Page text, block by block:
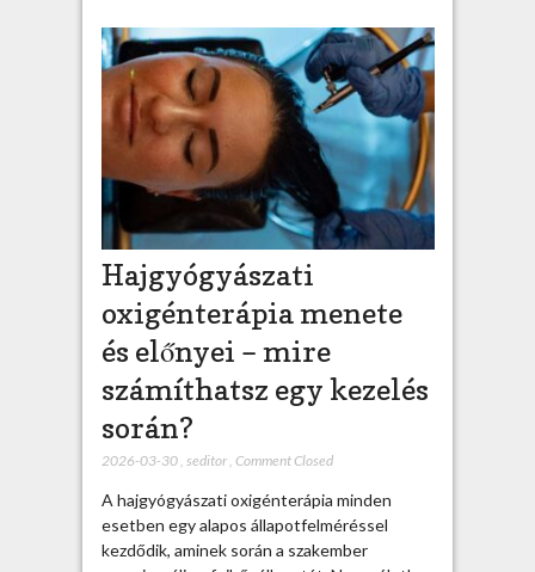
Hajgyógyászati
oxigénterápia menete
és előnyei – mire
számíthatsz egy kezelés
során?
2026-03-30, seditor, Comment Closed
A hajgyógyászati oxigénterápia minden
esetben egy alapos állapotfelméréssel
kezdődik, aminek során a szakember